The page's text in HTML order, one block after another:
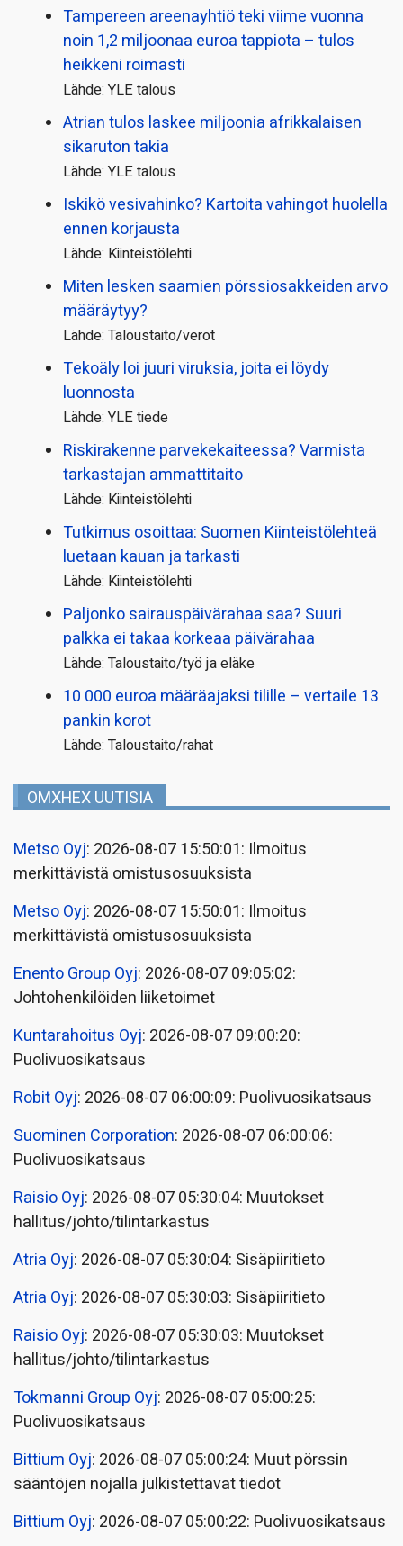
Tampereen areenayhtiö teki viime vuonna
noin 1,2 miljoonaa euroa tappiota – tulos
heikkeni roimasti
Lähde: YLE talous
Atrian tulos laskee miljoonia afrikkalaisen
sikaruton takia
Lähde: YLE talous
Iskikö vesivahinko? Kartoita vahingot huolella
ennen korjausta
Lähde: Kiinteistölehti
Miten lesken saamien pörssi­osakkeiden arvo
määräytyy?
Lähde: Taloustaito/verot
Tekoäly loi juuri viruksia, joita ei löydy
luonnosta
Lähde: YLE tiede
Riskirakenne parvekekaiteessa? Varmista
tarkastajan ammattitaito
Lähde: Kiinteistölehti
Tutkimus osoittaa: Suomen Kiinteistölehteä
luetaan kauan ja tarkasti
Lähde: Kiinteistölehti
Paljonko sairauspäivä­rahaa saa? Suuri
palkka ei takaa korkeaa päivärahaa
Lähde: Taloustaito/työ ja eläke
10 000 euroa määräajaksi tilille – vertaile 13
pankin korot
Lähde: Taloustaito/rahat
OMXHEX UUTISIA
Metso Oyj: 2026-08-07 15:50:01: Ilmoitus
merkittävistä omistusosuuksista
Metso Oyj: 2026-08-07 15:50:01: Ilmoitus
merkittävistä omistusosuuksista
Enento Group Oyj: 2026-08-07 09:05:02:
Johtohenkilöiden liiketoimet
Kuntarahoitus Oyj: 2026-08-07 09:00:20:
Puolivuosikatsaus
Robit Oyj: 2026-08-07 06:00:09: Puolivuosikatsaus
Suominen Corporation: 2026-08-07 06:00:06:
Puolivuosikatsaus
Raisio Oyj: 2026-08-07 05:30:04: Muutokset
hallitus/johto/tilintarkastus
Atria Oyj: 2026-08-07 05:30:04: Sisäpiiritieto
Atria Oyj: 2026-08-07 05:30:03: Sisäpiiritieto
Raisio Oyj: 2026-08-07 05:30:03: Muutokset
hallitus/johto/tilintarkastus
Tokmanni Group Oyj: 2026-08-07 05:00:25:
Puolivuosikatsaus
Bittium Oyj: 2026-08-07 05:00:24: Muut pörssin
sääntöjen nojalla julkistettavat tiedot
Bittium Oyj: 2026-08-07 05:00:22: Puolivuosikatsaus